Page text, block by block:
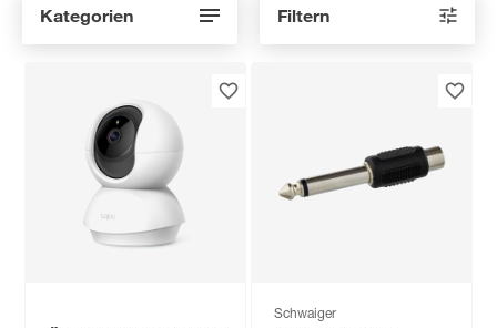
Kategorien Filtern
Schwaiger